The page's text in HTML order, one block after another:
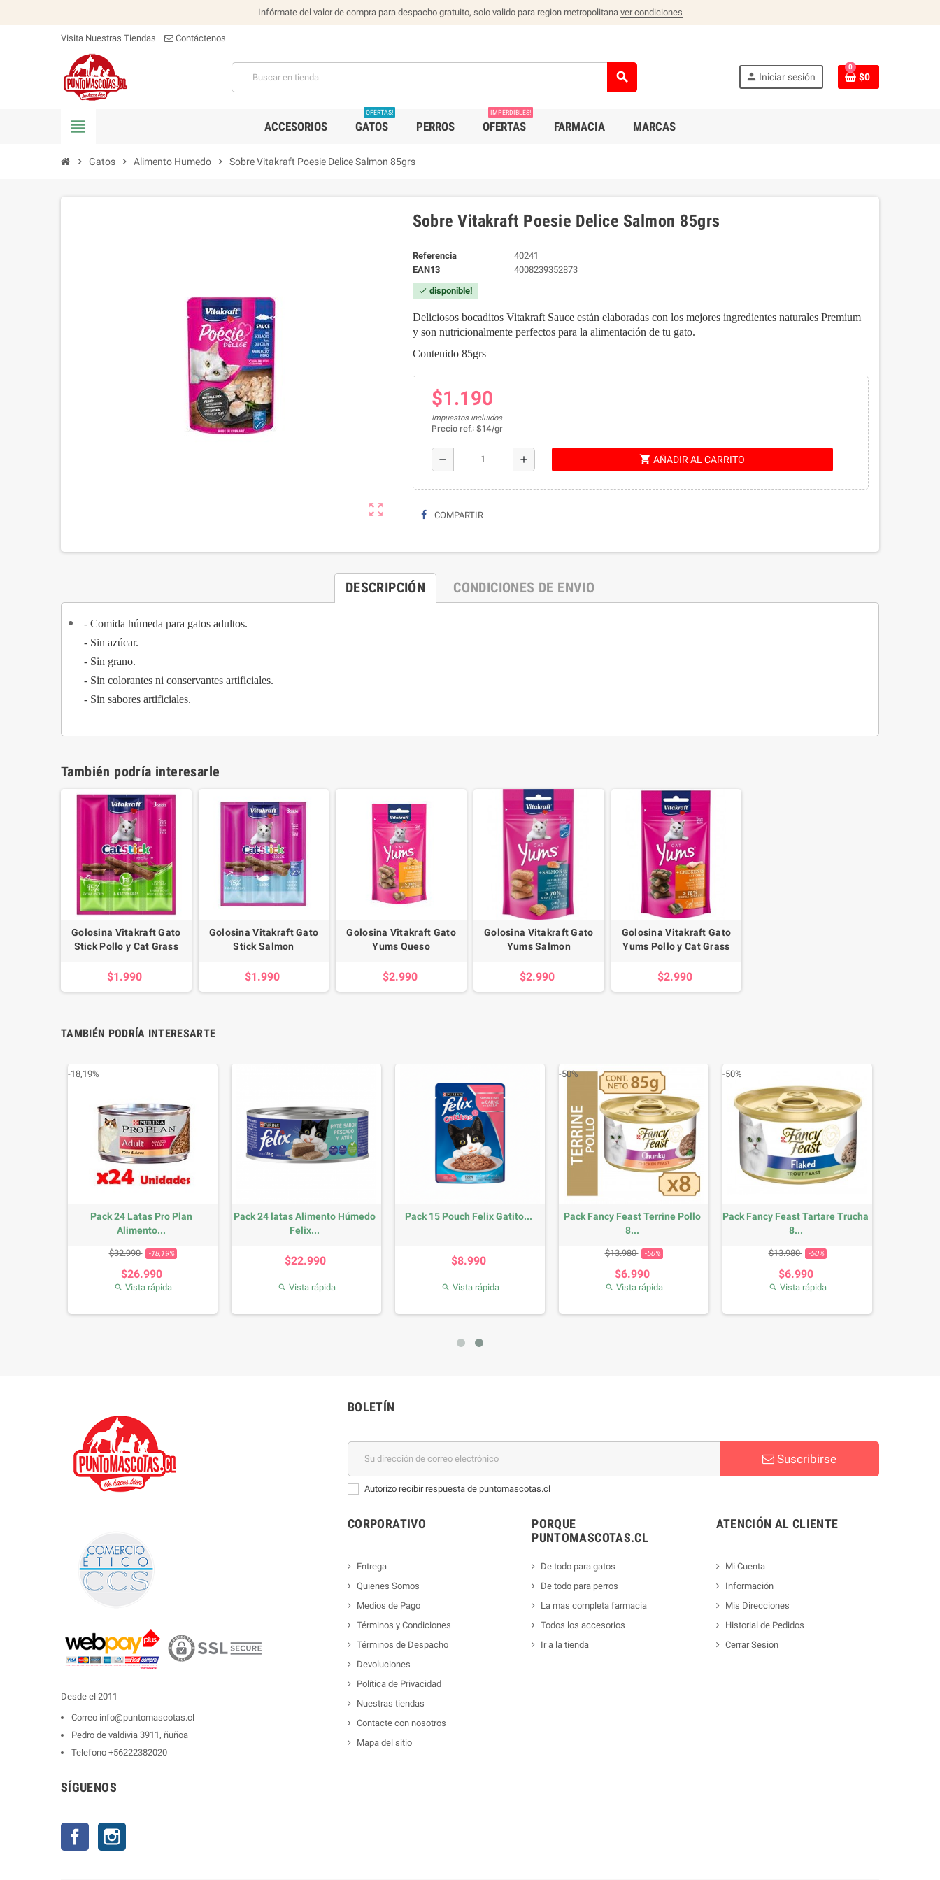
Infórmate del valor de compra para despacho gratuito, solo valido para region metropolitana ver condiciones
Visita Nuestras Tiendas Contáctenos
search person Iniciar sesión
0
$0
view_headline ACCESORIOS GATOS
OFERTAS!
PERROS OFERTAS
IMPERDIBLES!
FARMACIA MARCAS
chevron_right Gatos chevron_right Alimento Humedo chevron_right Sobre Vitakraft Poesie Delice Salmon 85grs
zoom_out_map
Sobre Vitakraft Poesie Delice Salmon 85grs
Referencia
40241
EAN13
4008239352873
check disponible!
Deliciosos bocaditos Vitakraft Sauce están elaboradas con los mejores ingredientes naturales Premium
y son nutricionalmente perfectos para la alimentación de tu gato.
Contenido 85grs
$1.190
Impuestos incluidos
Precio ref.: $14/gr
remove add shopping_cart AÑADIR AL CARRITO
COMPARTIR
DESCRIPCIÓN CONDICIONES DE ENVIO
- Comida húmeda para gatos adultos.
- Sin azúcar.
- Sin grano.
- Sin colorantes ni conservantes artificiales.
- Sin sabores artificiales.
También podría interesarle
Golosina Vitakraft Gato
Stick Pollo y Cat Grass
$1.990
Golosina Vitakraft Gato
Stick Salmon
$1.990
Golosina Vitakraft Gato
Yums Queso
$2.990
Golosina Vitakraft Gato
Yums Salmon
$2.990
Golosina Vitakraft Gato
Yums Pollo y Cat Grass
$2.990
TAMBIÉN PODRÍA INTERESARTE
Pack 24 Latas Pro Plan
Alimento...
Precio base
$32.990 -18,19% Precio
$26.990
-18,19%
 Vista rápida
Pack 24 latas Alimento Húmedo
Felix...
$22.990
 Vista rápida
Pack 15 Pouch Felix Gatito...
$8.990
 Vista rápida
Pack Fancy Feast Terrine Pollo
8...
Precio base
$13.980 -50% Precio
$6.990
-50%
 Vista rápida
Pack Fancy Feast Tartare Trucha
8...
Precio base
$13.980 -50% Precio
$6.990
-50%
 Vista rápida
Desde el 2011
Correo info@puntomascotas.cl
Pedro de valdivia 3911, ñuñoa
Telefono +56222382020
SÍGUENOS
Facebook
BOLETÍN
Suscribirse
Autorizo recibir respuesta de puntomascotas.cl
CORPORATIVO
Entrega
Quienes Somos
Medios de Pago
Términos y Condiciones
Términos de Despacho
Devoluciones
Política de Privacidad
Nuestras tiendas
Contacte con nosotros
Mapa del sitio
PORQUE
PUNTOMASCOTAS.CL
De todo para gatos
De todo para perros
La mas completa farmacia
Todos los accesorios
Ir a la tienda
ATENCIÓN AL CLIENTE
Mi Cuenta
Información
Mis Direcciones
Historial de Pedidos
Cerrar Sesion